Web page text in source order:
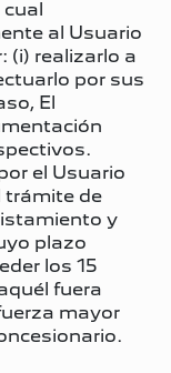
al Usuario
(i) realizarlo a
por sus
El
el Usuario
trámite de
y
plazo
los 15
fuera
mayor